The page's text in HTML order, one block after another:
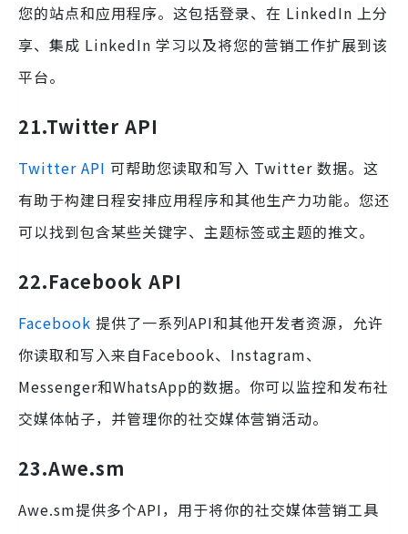
您的站点和应用程序。这包括登录、在 LinkedIn 上分
享、集成 LinkedIn 学习以及将您的营销工作扩展到该
平台。
21.Twitter API
Twitter API 可帮助您读取和写入 Twitter 数据。这
有助于构建日程安排应用程序和其他生产力功能。您还
可以找到包含某些关键字、主题标签或主题的推文。
22.Facebook API
Facebook 提供了一系列API和其他开发者资源，允许
你读取和写入来自Facebook、Instagram、
Messenger和WhatsApp的数据。你可以监控和发布社
交媒体帖子，并管理你的社交媒体营销活动。
23.Awe.sm
Awe.sm提供多个API，用于将你的社交媒体营销工具